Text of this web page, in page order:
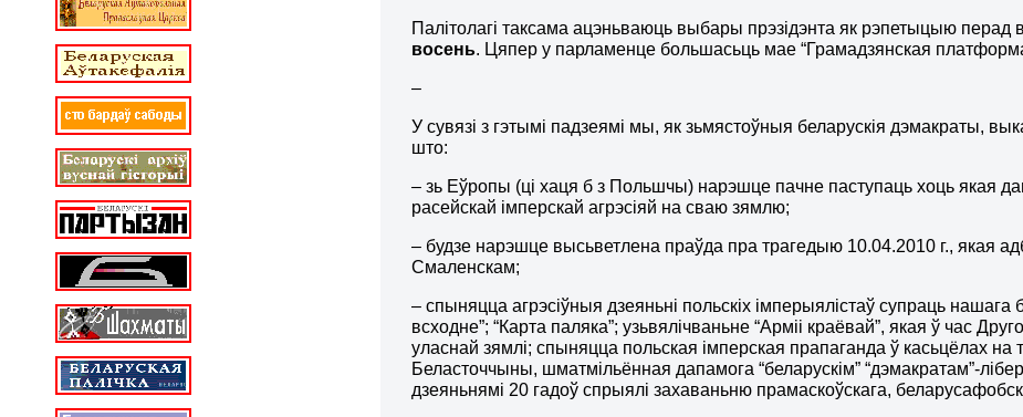
Палітолагі таксама ацэньваюць выбары прэзідэнта як рэпетыцыю
восень. Цяпер у парламенце большасьць мае “Грамадзянская
–
У сувязі з гэтымі падзеямі мы, як зьмястоўныя беларускія дэмакраты,
што:
– зь Еўропы (ці хаця б з Польшчы) нарэшце пачне паступаць хоць якая
расейскай імперскай агрэсіяй на сваю зямлю;
– будзе нарэшце высьветлена праўда пра трагедыю 10.04.2010 г., якая
Смаленскам;
– спыняцца агрэсіўныя дзеяньні польскіх імперыялістаў супраць нашага
всходне”; “Карта паляка”; узьвялічваньне “Арміі краёвай”, якая ў час
уласнай зямлі; спыняцца польская імперская прапаганда ў касьцёлах на
Беласточчыны, шматмільённая дапамога “беларускім” “дэмакратам”-
дзеяньнямі 20 гадоў спрыялі захаваньню прамаскоўскага,